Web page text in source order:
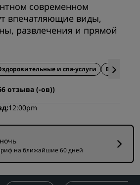
современном
впечатляющие виды,
развлечения и прямой
и спа-услуги Все
отзыва (-ов))
12:00pm
на ближайшие 60 дней